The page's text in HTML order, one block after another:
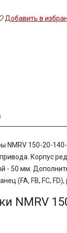
Добавить в
NMRV 150-20-
Корпус
- 50 мм.
(FA, FB, FC,
NMRV